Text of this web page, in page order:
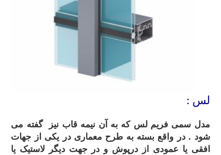
لس :
مدل سمی فریم لس که به آن نیمه قاب نیز گفته می
شود . در واقع بسته به طرح معماری در یکی از جهات
افقی یا عمودی از درپوش و در جهت دیگر لاستیک یا